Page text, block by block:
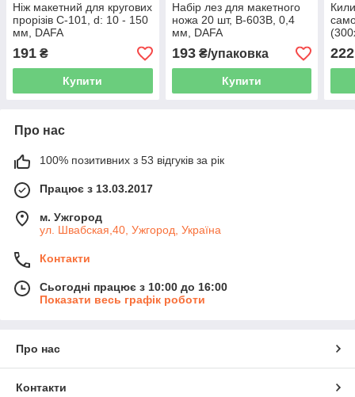
Ніж макетний для кругових
прорізів C-101, d: 10 - 150
мм, DAFA
191 ₴
Купити
Набір лез для макетного
ножа 20 шт, В-603В, 0,4
мм, DAFA
193₴/упаковка
Купити
222
Про нас
100% позитивних з 53 відгуків за рік
Працює з 13.03.2017
м. Ужгород
ул. Швабская,40, Ужгород, Україна
Контакти
Сьогодні працює з 10:00 до 16:00
Показати весь графік роботи
Про нас
Контакти